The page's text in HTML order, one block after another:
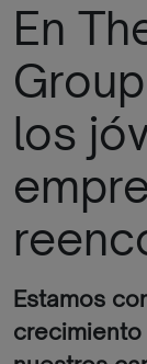
En
los
Estamos